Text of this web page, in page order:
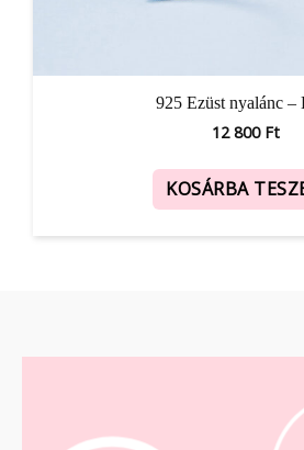
925 Ezüst nyalánc –
12 800 Ft
KOSÁRBA